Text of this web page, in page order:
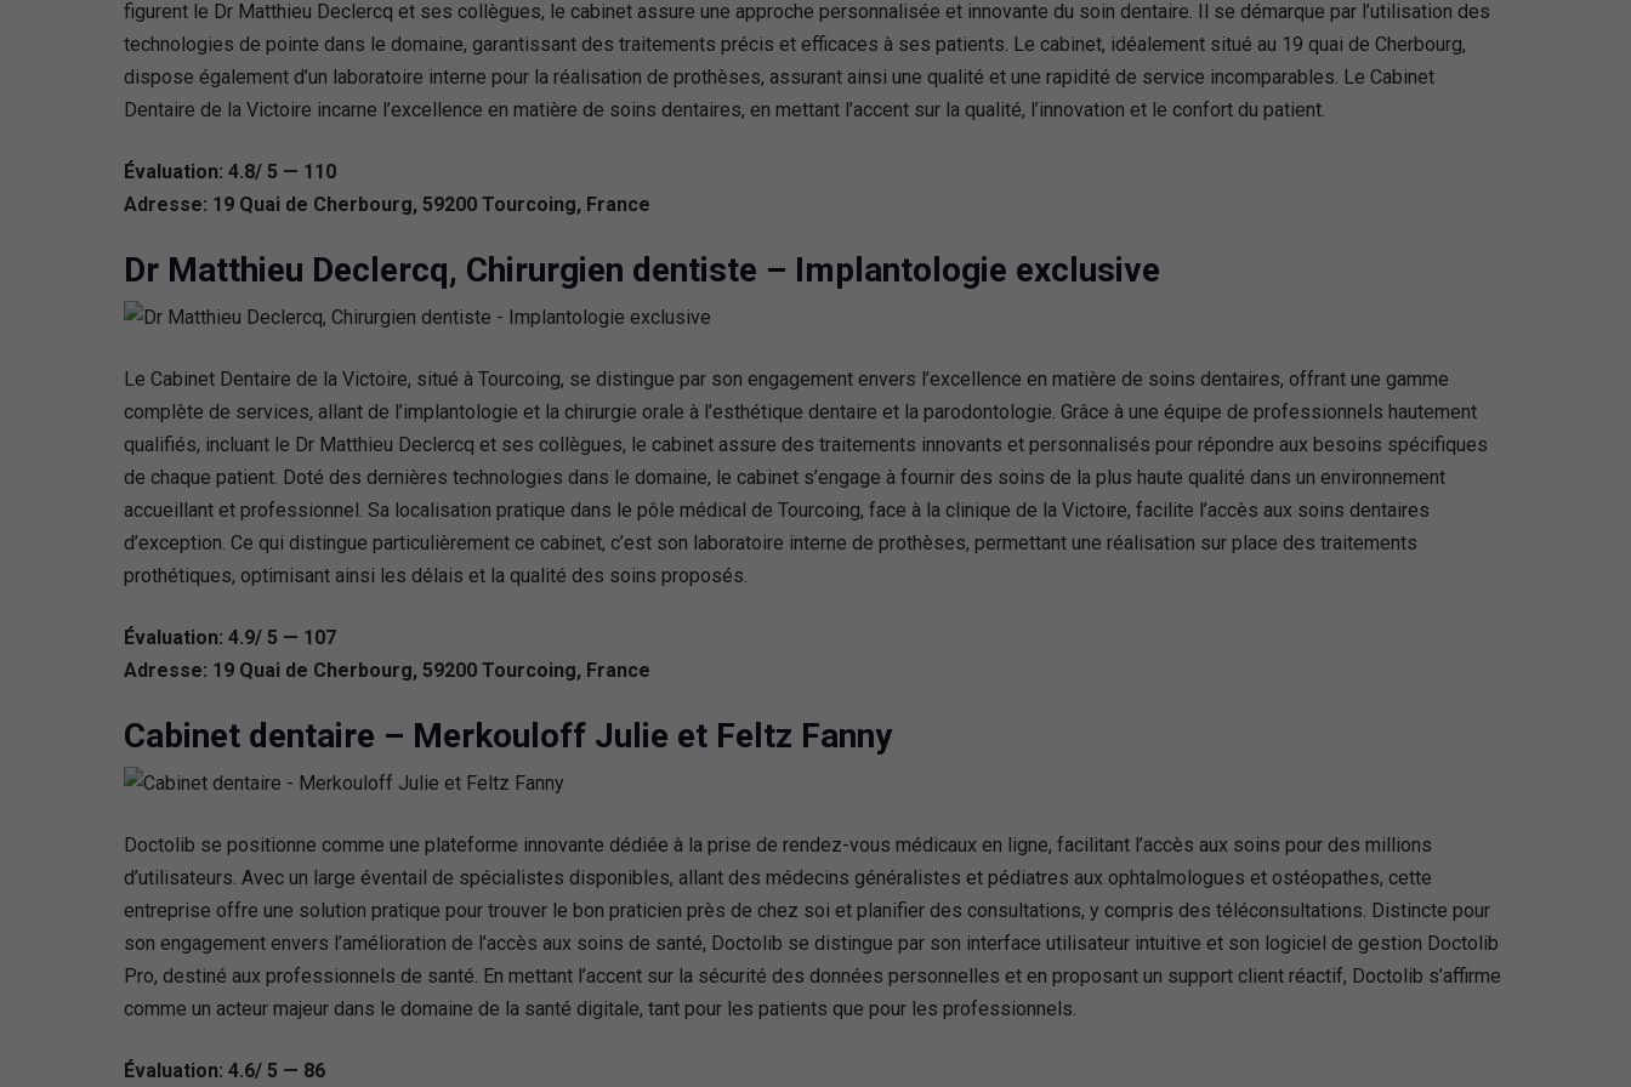
figurent le Dr Matthieu Declercq et ses collègues, le cabinet assure une approche personnalisée et innovante du soin dentaire. Il se démarque par l’utilisation des
technologies de pointe dans le domaine, garantissant des traitements précis et efficaces à ses patients. Le cabinet, idéalement situé au 19 quai de Cherbourg,
dispose également d’un laboratoire interne pour la réalisation de prothèses, assurant ainsi une qualité et une rapidité de service incomparables. Le Cabinet
Dentaire de la Victoire incarne l’excellence en matière de soins dentaires, en mettant l’accent sur la qualité, l’innovation et le confort du patient.
Évaluation: 4.8/ 5 — 110
Adresse: 19 Quai de Cherbourg, 59200 Tourcoing, France
Dr Matthieu Declercq, Chirurgien dentiste – Implantologie exclusive
Le Cabinet Dentaire de la Victoire, situé à Tourcoing, se distingue par son engagement envers l’excellence en matière de soins dentaires, offrant une gamme
complète de services, allant de l’implantologie et la chirurgie orale à l’esthétique dentaire et la parodontologie. Grâce à une équipe de professionnels hautement
qualifiés, incluant le Dr Matthieu Declercq et ses collègues, le cabinet assure des traitements innovants et personnalisés pour répondre aux besoins spécifiques
de chaque patient. Doté des dernières technologies dans le domaine, le cabinet s’engage à fournir des soins de la plus haute qualité dans un environnement
accueillant et professionnel. Sa localisation pratique dans le pôle médical de Tourcoing, face à la clinique de la Victoire, facilite l’accès aux soins dentaires
d’exception. Ce qui distingue particulièrement ce cabinet, c’est son laboratoire interne de prothèses, permettant une réalisation sur place des traitements
prothétiques, optimisant ainsi les délais et la qualité des soins proposés.
Évaluation: 4.9/ 5 — 107
Adresse: 19 Quai de Cherbourg, 59200 Tourcoing, France
Cabinet dentaire – Merkouloff Julie et Feltz Fanny
Doctolib se positionne comme une plateforme innovante dédiée à la prise de rendez-vous médicaux en ligne, facilitant l’accès aux soins pour des millions
d’utilisateurs. Avec un large éventail de spécialistes disponibles, allant des médecins généralistes et pédiatres aux ophtalmologues et ostéopathes, cette
entreprise offre une solution pratique pour trouver le bon praticien près de chez soi et planifier des consultations, y compris des téléconsultations. Distincte pour
son engagement envers l’amélioration de l’accès aux soins de santé, Doctolib se distingue par son interface utilisateur intuitive et son logiciel de gestion Doctolib
Pro, destiné aux professionnels de santé. En mettant l’accent sur la sécurité des données personnelles et en proposant un support client réactif, Doctolib s’affirme
comme un acteur majeur dans le domaine de la santé digitale, tant pour les patients que pour les professionnels.
Évaluation: 4.6/ 5 — 86